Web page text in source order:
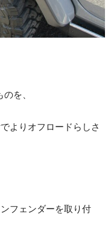
を、
よりオフロードらしさ
フェンダーを取り付